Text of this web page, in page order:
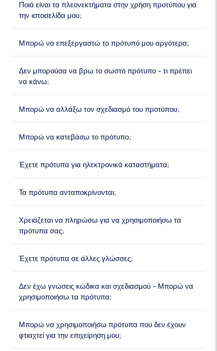
Ποιά είναι τα πλεονεκτήματα στην χρήση προτύπου για
την ιστοσελίδα μου;
Μπορώ να επεξεργαστώ το πρότυπό μου αργότερα;
Δεν μπορούσα να βρω το σωστό πρότυπο - τι πρέπει
να κάνω;
Μπορώ να αλλάξω τον σχεδιασμό του προτύπου;
Μπορώ να κατεβάσω το πρότυπο;
Έχετε πρότυπα για ηλεκτρονικά καταστήματα;
Τα πρότυπα ανταποκρίνονται;
Χρειάζεται να πληρώσω για να χρησιμοποιήσω τα
πρότυπα σας;
Έχετε πρότυπα σε άλλες γλώσσες;
Δεν έχω γνώσεις κώδικα και σχεδιασμού - Μπορώ να
χρησιμοποιήσω τα πρότυπα;
Μπορώ να χρησιμοποιήσω πρότυπα που δεν έχουν
φτιαχτεί για την επιχείρηση μου;